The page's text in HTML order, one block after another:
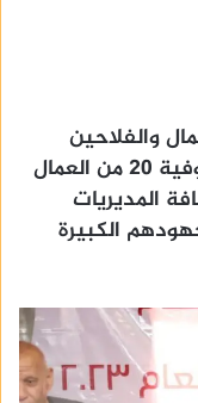
والفلاحين
بحزب مستقبل وطن بمحافظة المنوفية 20 من العمال
المديريات
الكبيرة